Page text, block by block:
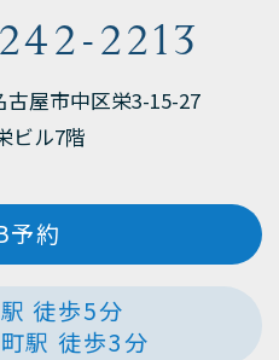
2213
古屋市中区栄3-15-27
ビル7階
予約
徒歩5分
駅 徒歩3分